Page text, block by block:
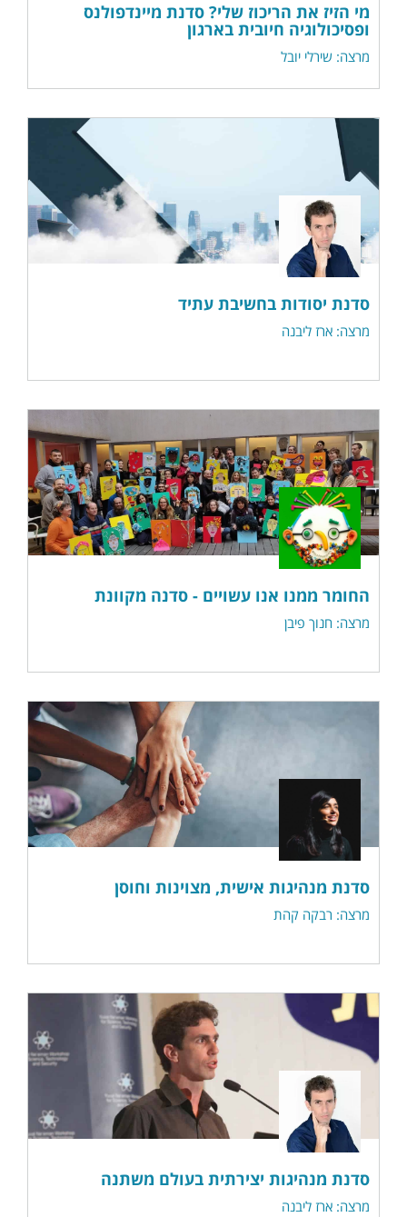
מי הזיז את הריכוז שלי? סדנת מיינדפולנס
ופסיכולוגיה חיובית בארגון
מרצה: שירלי יובל
סדנת יסודות בחשיבת עתיד
מרצה: ארז ליבנה
החומר ממנו אנו עשויים - סדנה מקוונת
מרצה: חנוך פיבן
סדנת מנהיגות אישית, מצוינות וחוסן
מרצה: רבקה קהת
סדנת מנהיגות יצירתית בעולם משתנה
מרצה: ארז ליבנה